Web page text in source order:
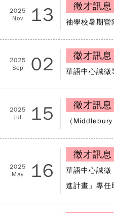
2025
Nov
13 徵才訊息
袖學校暑期
2025
Sep
02 徵才訊息
華語中心誠
2025
Jul
15 徵才訊息
（
2025
May
16
徵才訊息
華語中心誠徵
進計畫」專